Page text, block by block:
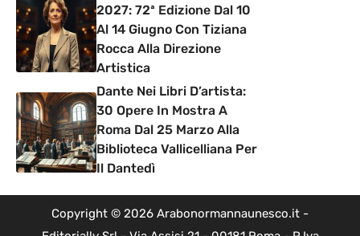
2027: 72ª Edizione Dal 10
Al 14 Giugno Con Tiziana
Rocca Alla Direzione
Artistica
Dante Nei Libri D’artista:
30 Opere In Mostra A
Roma Dal 25 Marzo Alla
Biblioteca Vallicelliana Per
Il Dantedì
Copyright © 2026 Arabonormannaunesco.it -